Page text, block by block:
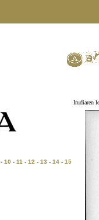
Irudiaren
- 10 - 11 - 12 - 13 - 14 - 15